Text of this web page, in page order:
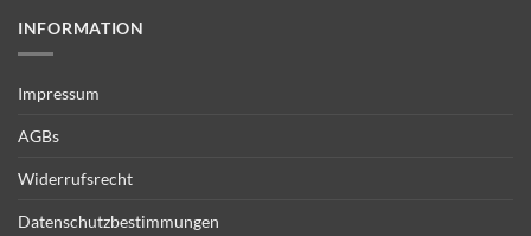
INFORMATION
Impressum
AGBs
Widerrufsrecht
Datenschutzbestimmungen